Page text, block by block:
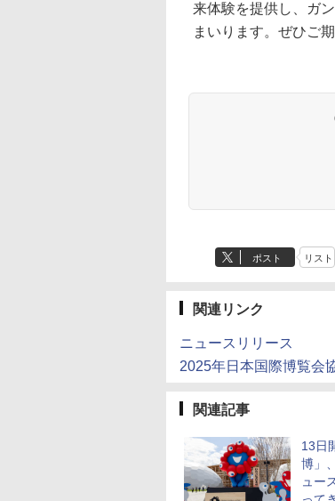
来体験を提供し、ガ
まいります。ぜひご
ポスト リスト
関連リンク
ニュースリリース
2025年日本国際博覧会
関連記事
13日
博」
ュー